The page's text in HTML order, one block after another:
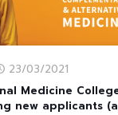
23/03/2021
Medicine
new applicants